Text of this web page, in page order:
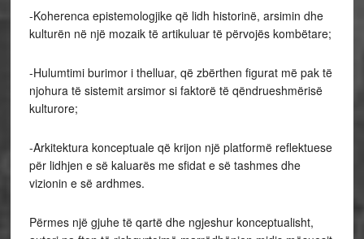
-Koherenca epistemologjike që lidh historinë, arsimin dhe
kulturën në një mozaik të artikuluar të përvojës kombëtare;
-Hulumtimi burimor i thelluar, që zbërthen figurat më pak të
njohura të sistemit arsimor si faktorë të qëndrueshmërisë
kulturore;
-Arkitektura konceptuale që krijon një platformë reflektuese
për lidhjen e së kaluarës me sfidat e së tashmes dhe
vizionin e së ardhmes.
Përmes një gjuhe të qartë dhe ngjeshur konceptualisht,